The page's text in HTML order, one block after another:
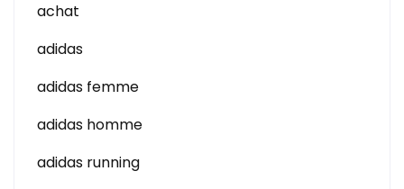
achat
adidas
adidas femme
adidas homme
adidas running